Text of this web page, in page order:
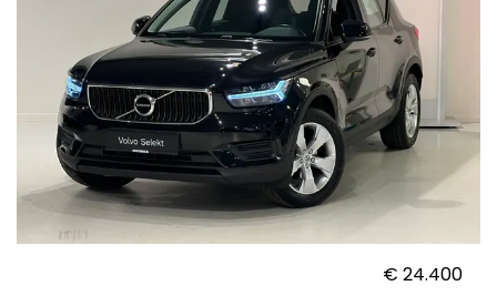
€ 24.400